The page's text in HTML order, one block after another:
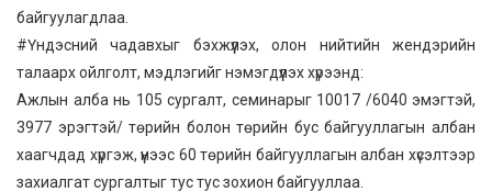
байгуулагдлаа.
#Үндэсний чадавхыг бэхжүүлэх, олон нийтийн жендэрийн
талаарх ойлголт, мэдлэгийг нэмэгдүүлэх хүрээнд:
Ажлын алба нь 105 сургалт, семинарыг 10017 /6040 эмэгтэй,
3977 эрэгтэй/ төрийн болон төрийн бус байгууллагын албан
хаагчдад хүргэж, үүнээс 60 төрийн байгууллагын албан хүсэлтээр
захиалгат сургалтыг тус тус зохион байгууллаа.